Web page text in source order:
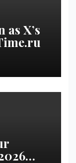
X’s